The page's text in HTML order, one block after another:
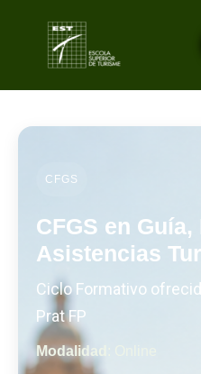
CFGS
CFGS en
Asistencias
Ciclo Formativo
Prat FP
Modalidad